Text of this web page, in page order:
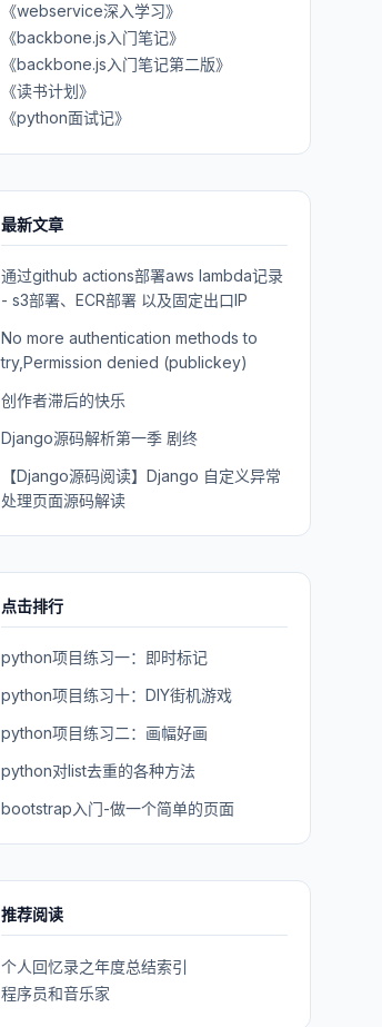
《webservice深入学习》
《backbone.js入门笔记》
《backbone.js入门笔记第二版》
《读书计划》
《python面试记》
最新文章
通过github actions部署aws lambda记录
- s3部署、ECR部署 以及固定出口IP
No more authentication methods to
try,Permission denied (publickey)
创作者滞后的快乐
Django源码解析第一季 剧终
【Django源码阅读】Django 自定义异常
处理页面源码解读
点击排行
python项目练习一：即时标记
python项目练习十：DIY街机游戏
python项目练习二：画幅好画
python对list去重的各种方法
bootstrap入门-做一个简单的页面
推荐阅读
个人回忆录之年度总结索引
程序员和音乐家